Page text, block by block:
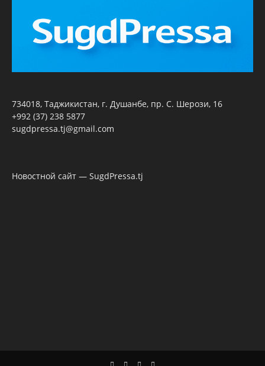
734018, Таджикистан, г. Душанбе, пр. С. Шерози, 16
+992 (37) 238 5877
sugdpressa.tj@gmail.com
Новостной сайт — SugdPressa.tj